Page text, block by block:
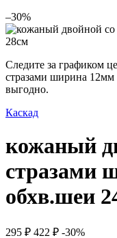
–30%
Следите за графиком
стразами ширина
выгодно.
Каскад
кожаный
стразами
обхв.шеи
295 ₽ 422 ₽ -30%